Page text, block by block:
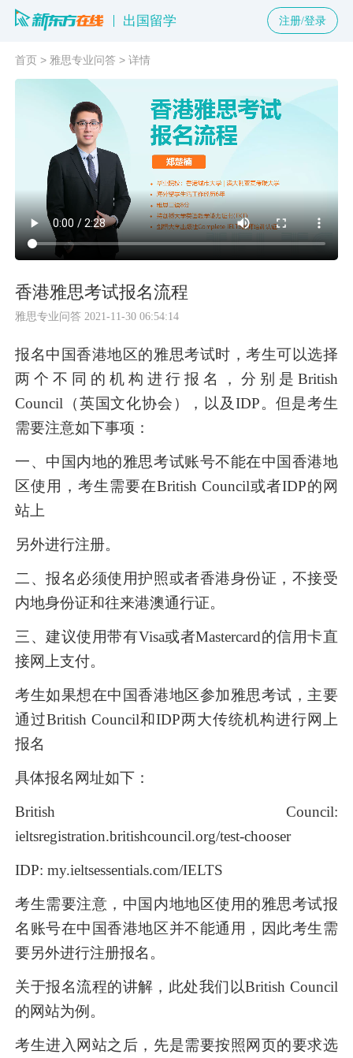
出国留学 注册/登录
首页 > 雅思专业问答 >详情
香港雅思考试报名流程
雅思专业问答 2021-11-30 06:54:14
报名中国香港地区的雅思考试时，考生可以选择
两个不同的机构进行报名，分别是British
Council（英国文化协会），以及IDP。但是考生
需要注意如下事项：
一、中国内地的雅思考试账号不能在中国香港地
区使用，考生需要在British Council或者IDP的网
站上
另外进行注册。
二、报名必须使用护照或者香港身份证，不接受
内地身份证和往来港澳通行证。
三、建议使用带有Visa或者Mastercard的信用卡直
接网上支付。
考生如果想在中国香港地区参加雅思考试，主要
通过British Council和IDP两大传统机构进行网上
报名
具体报名网址如下：
British Council:
ieltsregistration.britishcouncil.org/test-chooser
IDP: my.ieltsessentials.com/IELTS
考生需要注意，中国内地地区使用的雅思考试报
名账号在中国香港地区并不能通用，因此考生需
要另外进行注册报名。
关于报名流程的讲解，此处我们以British Council
的网站为例。
考生进入网站之后，先是需要按照网页的要求选